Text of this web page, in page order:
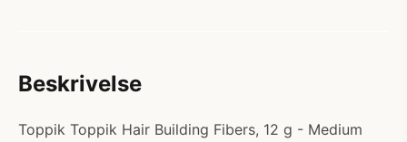
Beskrivelse
Toppik Toppik Hair Building Fibers, 12 g - Medium